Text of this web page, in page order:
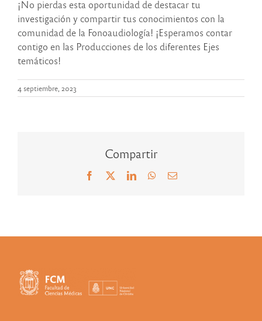
¡No pierdas esta oportunidad de destacar tu
investigación y compartir tus conocimientos con la
comunidad de la Fonoaudiología! ¡Esperamos contar
contigo en las Producciones de los diferentes Ejes
temáticos!
4 septiembre, 2023
Compartir
Facebook LinkedInWhatsApp
Correo